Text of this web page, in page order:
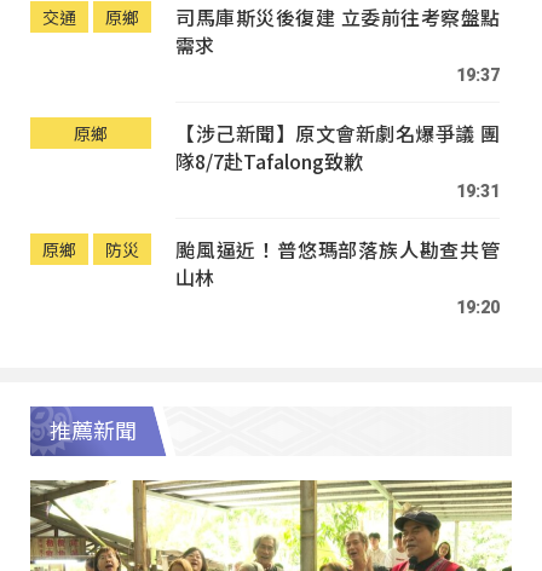
交通 原鄉
司馬庫斯災後復建 立委前往考察盤點
需求
19:37
原鄉
【涉己新聞】原文會新劇名爆爭議 團
隊8/7赴Tafalong致歉
19:31
原鄉 防災
颱風逼近！普悠瑪部落族人勘查共管
山林
19:20
推薦新聞